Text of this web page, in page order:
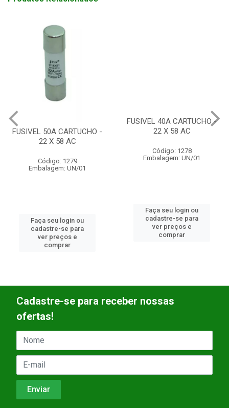
FUSIVEL 50A CARTUCHO -
22 X 58 AC
Código: 1279
Embalagem: UN/01
Faça seu login ou
cadastre-se para
ver preços e
comprar
FUSIVEL 40A CARTUCHO -
Código: 1278
Faça seu login ou
cadastre-se para
ver preços e
Cadastre-se para receber nossas
ofertas!